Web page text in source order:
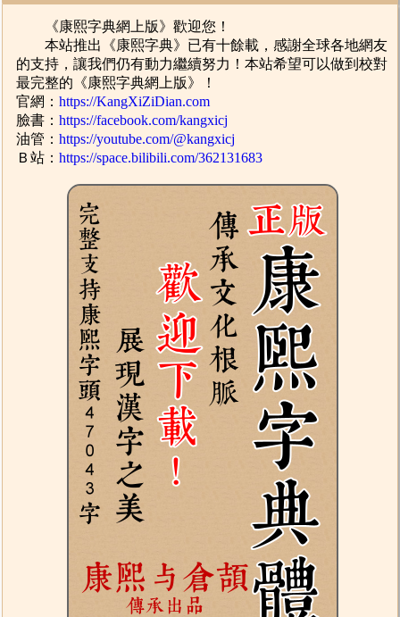
《康熙字典網上版》歡迎您！
本站推出《康熙字典》已有十餘載，感謝全球各地網友
的支持，讓我們仍有動力繼續努力！本站希望可以做到校對
最完整的《康熙字典網上版》！
官網：https://KangXiZiDian.com
臉書：https://facebook.com/kangxicj
油管：https://youtube.com/@kangxicj
Ｂ站：https://space.bilibili.com/362131683